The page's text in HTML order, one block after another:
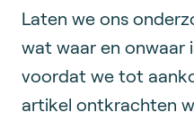
Laten we ons
wat waar en onwaar
voordat we tot
artikel ontkrachten